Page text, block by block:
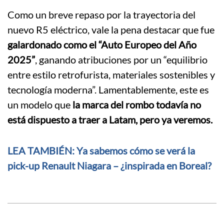
Como un breve repaso por la trayectoria del
nuevo R5 eléctrico, vale la pena destacar que fue
galardonado como el “Auto Europeo del Año
2025”, ganando atribuciones por un “equilibrio
entre estilo retrofurista, materiales sostenibles y
tecnología moderna”. Lamentablemente, este es
un modelo que la marca del rombo todavía no
está dispuesto a traer a Latam, pero ya veremos.
LEA TAMBIÉN: Ya sabemos cómo se verá la
pick-up Renault Niagara – ¿inspirada en Boreal?